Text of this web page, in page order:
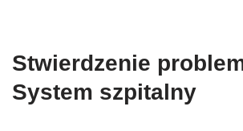
Stwierdzenie
System szpitalny